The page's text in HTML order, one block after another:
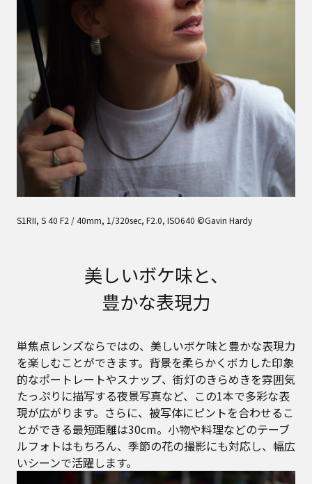
S1RII, S 40 F2 / 40mm, 1/320sec, F2.0, ISO640 ©Gavin Hardy
美しいボケ味と、
豊かな表現力
単焦点レンズならではの、美しいボケ味と豊かな表現力
を楽しむことができます。背景を柔らかくボカした印象
的なポートレートやスナップ、街灯のきらめきを雰囲気
たっぷりに描写する夜景写真など、この1本で多彩な表
現が広がります。さらに、被写体にピントを合わせるこ
とができる最短距離は30cm。小物や料理などのテーブ
ルフォトはもちろん、季節の花の撮影にも対応し、幅広
いシーンで活躍します。